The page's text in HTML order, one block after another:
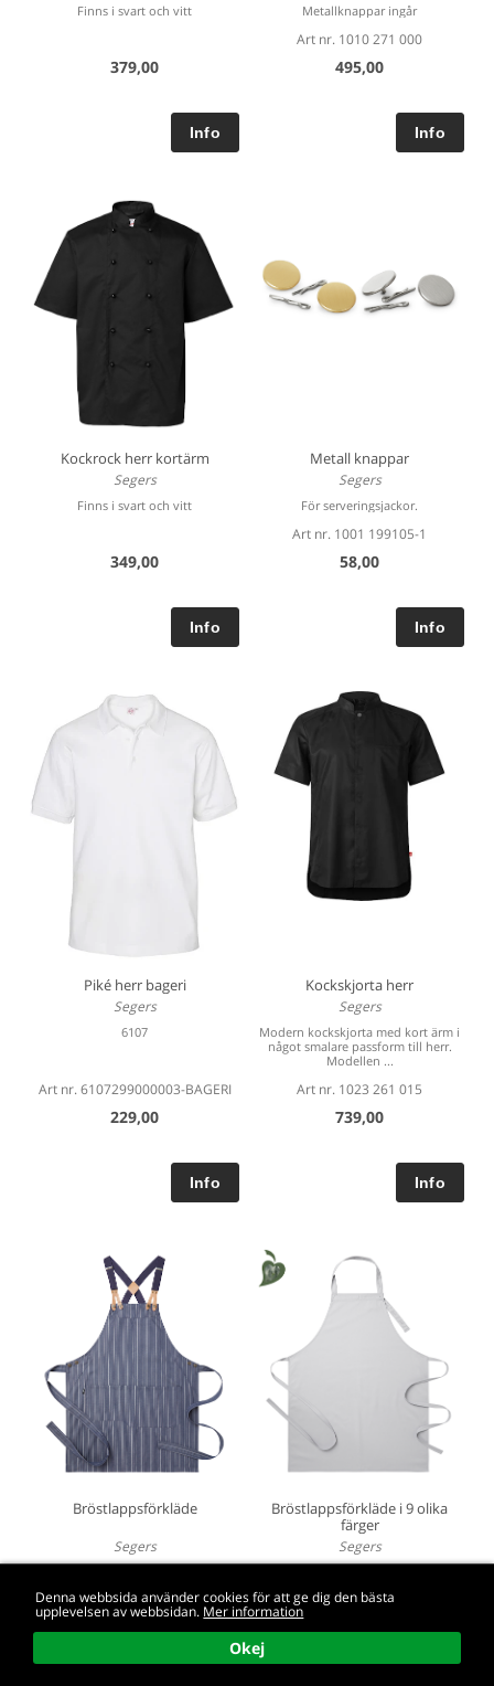
Okej
Denna webbsida använder cookies för att ge dig den bästa
upplevelsen av webbsidan. Mer information
Finns i svart och vitt
379,00
Metallknappar ingår
Art nr. 1010 271 000
495,00
Kockrock herr kortärm
Segers
Finns i svart och vitt
349,00
Metall knappar
Segers
För serveringsjackor.
Art nr. 1001 199105-1
58,00
Piké herr bageri
Segers
6107
Art nr. 6107299000003-BAGERI
229,00
Kockskjorta herr
Segers
Modern kockskjorta med kort ärm i
något smalare passform till herr.
Modellen ...
Art nr. 1023 261 015
739,00
Bröstlappsförkläde
Segers
Art nr. 4078 237 076
Bröstlappsförkläde i 9 olika
färger
Segers
4574Sto...